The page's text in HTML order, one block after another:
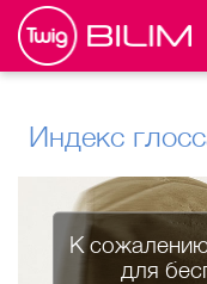
Индекс
К
для